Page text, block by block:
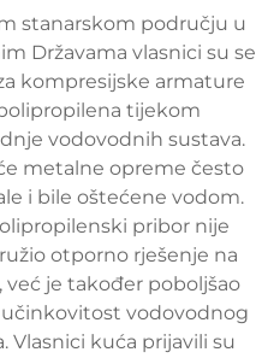
stanarskom području u
Državama vlasnici su se
kompresijske armature
tijekom
vodovodnih sustava.
metalne opreme često
i bile oštećene vodom.
pribor nije
otporno rješenje na
već je također poboljšao
vodovodnog
Vlasnici kuća prijavili su